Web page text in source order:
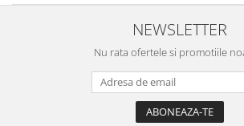
NEWSLETTER
Nu rata ofertele si promotiile